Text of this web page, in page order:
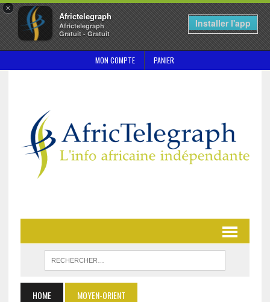
×
Africtelegraph
Africtelegraph
Gratuit - Gratuit
Installer l'app
MON COMPTE PANIER
HOME MOYEN-ORIENT